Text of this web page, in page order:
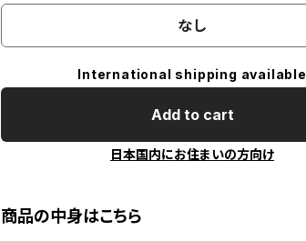
なし
International shipping available
Add to cart
日本国内にお住まいの方向け
商品の中身はこちら